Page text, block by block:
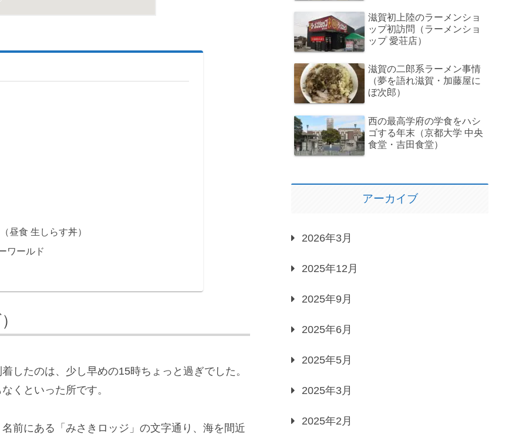
昼食 生しらす丼）
ワールド
したのは、少し早めの15時ちょっと過ぎでした。
くといった所です。
前にある「みさきロッジ」の文字通り、海を間近
滋賀初上陸のラーメンショ
ップ初訪問（ラーメンショ
ップ 愛荘店）
滋賀の二郎系ラーメン事情
（夢を語れ滋賀・加藤屋に
ぼ次郎）
西の最高学府の学食をハシ
ゴする年末（京都大学 中央
食堂・吉田食堂）
アーカイブ
2026年3月
2025年12月
2025年9月
2025年6月
2025年5月
2025年3月
2025年2月